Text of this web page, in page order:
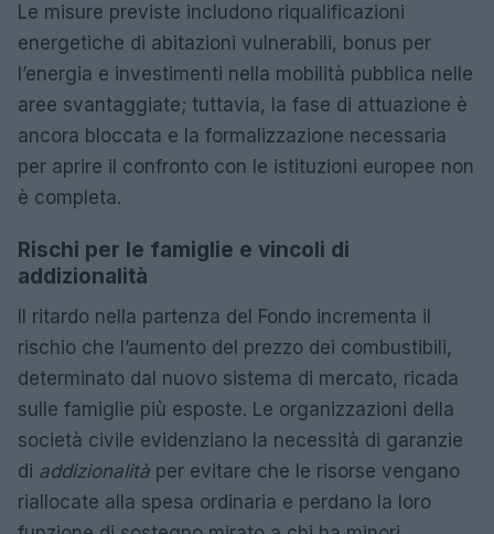
Le misure previste includono riqualificazioni
energetiche di abitazioni vulnerabili, bonus per
l’energia e investimenti nella mobilità pubblica nelle
aree svantaggiate; tuttavia, la fase di attuazione è
ancora bloccata e la formalizzazione necessaria
per aprire il confronto con le istituzioni europee non
è completa.
Rischi per le famiglie e vincoli di
addizionalità
Il ritardo nella partenza del Fondo incrementa il
rischio che l’aumento del prezzo dei combustibili,
determinato dal nuovo sistema di mercato, ricada
sulle famiglie più esposte. Le organizzazioni della
società civile evidenziano la necessità di garanzie
di addizionalità per evitare che le risorse vengano
riallocate alla spesa ordinaria e perdano la loro